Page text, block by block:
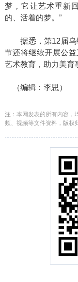
梦，它让艺术重新
的、活着的梦。”
据悉，第12届乌
节还将继续开展公
艺术教育，助力美育
（编辑：李思）
注：本网发表的所有内容，
频、视频等文件资料，版权